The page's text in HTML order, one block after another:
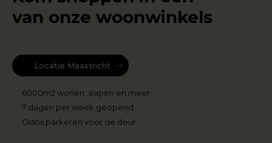
van onze woonwinkels
Locatie Maastricht
6000m2 wonen, slapen en meer
7 dagen per week geopend
Gratis parkeren voor de deur